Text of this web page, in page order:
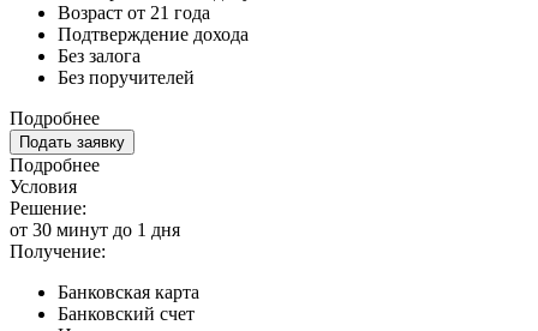
Возраст от 21 года
Подтверждение дохода
Без залога
Без поручителей
Подробнее
Подать заявку
Подробнее
Условия
Решение:
от 30 минут до 1 дня
Получение:
Банковская карта
Банковский счет